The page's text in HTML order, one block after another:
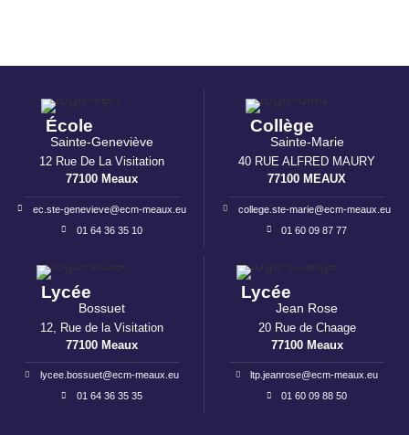
École
Sainte-Geneviève
12 Rue De La Visitation
77100 Meaux
ec.ste-genevieve@ecm-meaux.eu
01 64 36 35 10
Collège
Sainte-Marie
40 RUE ALFRED MAURY
77100 MEAUX
college.ste-marie@ecm-meaux.eu
01 60 09 87 77
Lycée
Bossuet
12, Rue de la Visitation
77100 Meaux
lycee.bossuet@ecm-meaux.eu
01 64 36 35 35
Lycée
Jean Rose
20 Rue de Chaage
77100 Meaux
ltp.jeanrose@ecm-meaux.eu
01 60 09 88 50